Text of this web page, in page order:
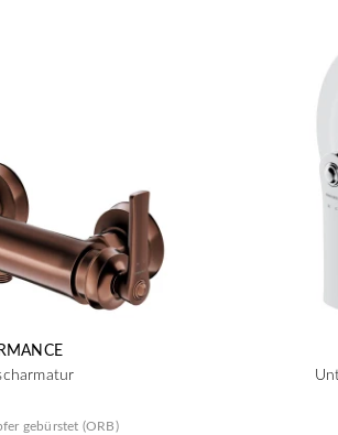
gebürstet (ORB)